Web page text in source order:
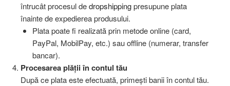
întrucât procesul dedropshippingpresupune plata
înainte de expedierea produsului.
Plata poate fi realizată prin metode online (card,
PayPal, MobilPay, etc.) sau offline (numerar, transfer
bancar).
Procesarea plății în contul tău
După ce plata este efectuată, primești banii în contul tău.